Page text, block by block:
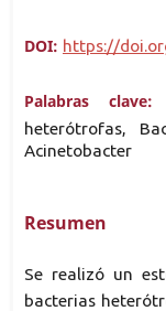
DOI: https://
Palabras clave:
heterótrofas,
Acinetobacter
Resumen
Se realizó un
bacterias